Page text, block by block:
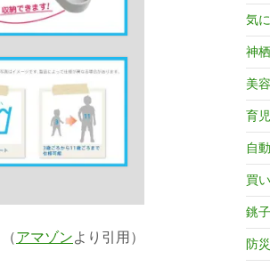
（アマゾンより引用）
気
神
美容
育児
自
買
銚
防災